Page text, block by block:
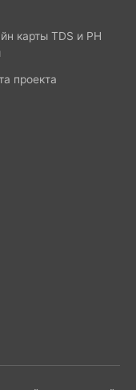
карты TDS и PH
проекта